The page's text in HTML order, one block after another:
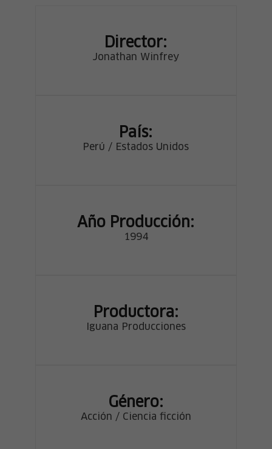
Director:
Jonathan Winfrey
País:
Perú / Estados Unidos
Año Producción:
1994
Productora:
Iguana Producciones
Género:
Acción / Ciencia ficción